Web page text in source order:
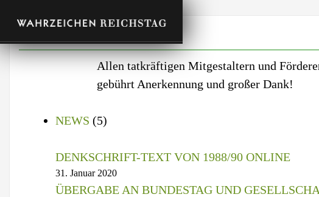
Allen tatkräftigen Mitgestaltern und
gebührt Anerkennung und großer Dank!
NEWS (5)
DENKSCHRIFT-TEXT VON 1988/90 ONLINE
31. Januar 2020
ÜBERGABE AN BUNDESTAG UND